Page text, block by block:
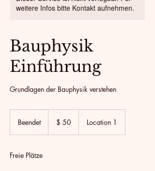
weitere Infos bitte Kontakt aufnehmen.
Bauphysik
Einführung
Grundlagen der Bauphysik verstehen
BeendetB
d
Dollar$ 50 Location 1
Freie Plätze